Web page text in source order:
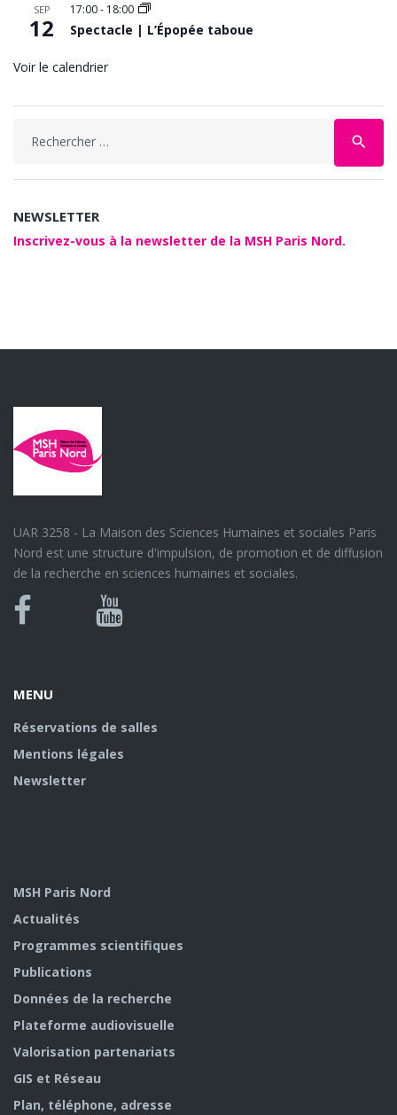
SEP
12
17:00- 18:00
Spectacle | L’Épopée taboue
Voir le calendrier
search
NEWSLETTER
Inscrivez-vous à la newsletter de la MSH Paris Nord.
UAR 3258 - La Maison des Sciences Humaines et sociales Paris
Nord est une structure d'impulsion, de promotion et de diffusion
de la recherche en sciences humaines et sociales.
Bluesky
Canal
MENU
Réservations de salles
Mentions légales
Newsletter
MSH Paris Nord
Actualités
Programmes scientifiques
Publications
Données de la recherche
Plateforme audiovisuelle
Valorisation partenariats
GIS et Réseau
Plan, téléphone, adresse